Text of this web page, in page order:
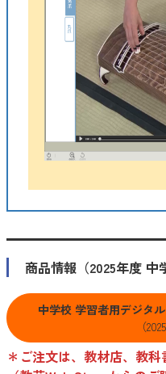
商品情報（2025年度 中
中学校 学習者用デジタ
（
＊ご注文は、教材店、教科